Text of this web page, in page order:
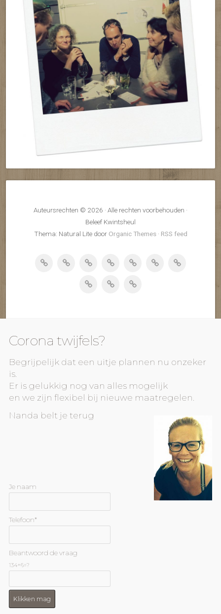
Auteursrechten © 2026 · Alle rechten voorbehouden ·
Beleef Kwintsheul
Thema: Natural Lite door Organic Themes· RSS feed
Corona twijfels?
Begrijpelijk dat een uitje plannen nu onzeker
is.
Er is gelukkig nog van alles mogelijk
en we zijn flexibel bij nieuwe maatregelen.
Nanda belt je terug
Je naam
Telefoon*
Beantwoord de vraag
134+6=?